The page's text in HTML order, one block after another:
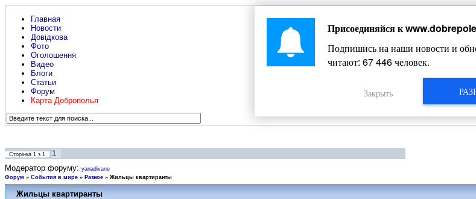
Главная
Новости
Довідкова
Фото
Оголошення
Видео
Блоги
Статьи
Форум
Карта Доброполья
Жизнь Добропольского края
Сторінка 1 з 1
1
Модератор форуму: yanadivane
Форум » События в мире » Разное » Жильцы квартиранты
Жильцы квартиранты
Присоединяйся к
Подпишись на наши новости и
читают: 67 446человек.
Закрыть